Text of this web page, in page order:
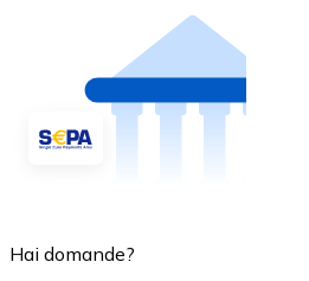
Hai domande?